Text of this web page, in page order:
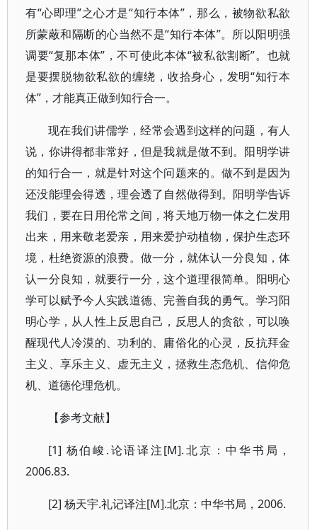
有“心即理”之心才是“知行本体”，那么，被物欲私欲
所蒙蔽和隔断的心当然不是“知行本体”。所以阳明强
调要“复那本体”，不可使此本体“被私欲割断”。也就
是要摆脱物欲私欲的缠绕，收拾身心，发明“知行本
体”，才能真正做到知行合一。
现在我们讲儒学，经常会遇到这样的问题，有人
说，你讲得都非常好，但是我就是做不到。阳明学讲
的知行合一，就是针对这个问题来的。做不到是因为
还没能理会得透，理会透了自然做得到。阳明学告诉
我们，要在日用伦常之间，将天地万物一体之仁发用
出来，用来敬老爱亲，用来爱护动植物，保护生态环
境，杜绝资源的浪费。做一分，就体认一分良知，体
认一分良知，就要行一分，这个道理很简单。阳明心
学可以赋予今人实践道德、完善自我的勇气。学习阳
明心学，从人性上反思自己，反思人的贪欲，可以唤
醒现代人冷漠的、功利的、庸俗化的心灵，反抗拜金
主义、享乐主义、虚无主义，拯救生态危机、信仰危
机、道德伦理危机。
【参考文献】
[1] 杨伯峻.论语译注[M].北京：中华书局，
2006.83.
[2] 杨天宇.礼记译注[M].北京：中华书局，2006.